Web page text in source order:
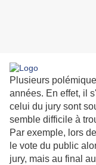
Plusieurs
années. En effet, il
celui du jury sont
semble difficile à
Par exemple, lors
le vote du public
jury, mais au final